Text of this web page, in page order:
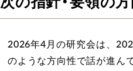
2026年4月の研究会は、
のような方向性で話が進ん